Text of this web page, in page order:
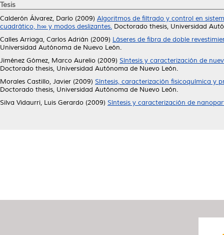
Tesis
Calderón Álvarez, Darío (2009) Algoritmos de filtrado y control en
cuadrático, h∞ y modos deslizantes. Doctorado thesis, Universidad
Calles Arriaga, Carlos Adrián (2009) Láseres de fibra de doble
Universidad Autónoma de Nuevo León.
Jiménez Gómez, Marco Aurelio (2009) Síntesis y caracterización de
Doctorado thesis, Universidad Autónoma de Nuevo León.
Morales Castillo, Javier (2009) Síntesis, caracterización fisicoquímica y
Doctorado thesis, Universidad Autónoma de Nuevo León.
Silva Vidaurri, Luis Gerardo (2009) Síntesis y caracterización de